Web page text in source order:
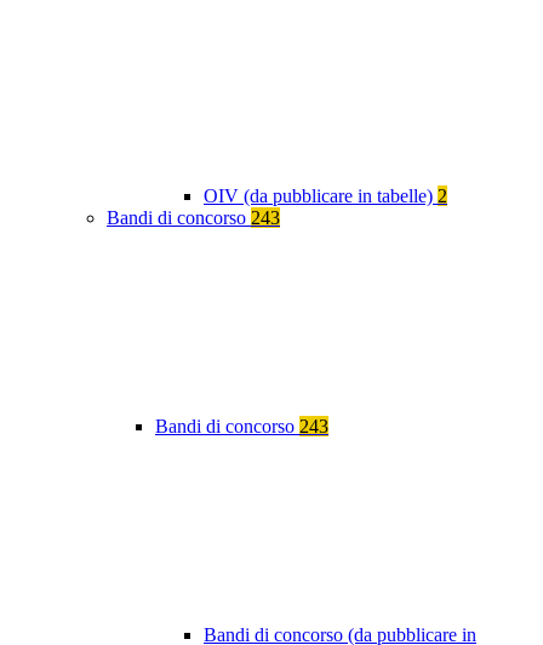
OIV (da pubblicare in tabelle) 2
Bandi di concorso 243
Bandi di concorso 243
Bandi di concorso (da pubblicare in